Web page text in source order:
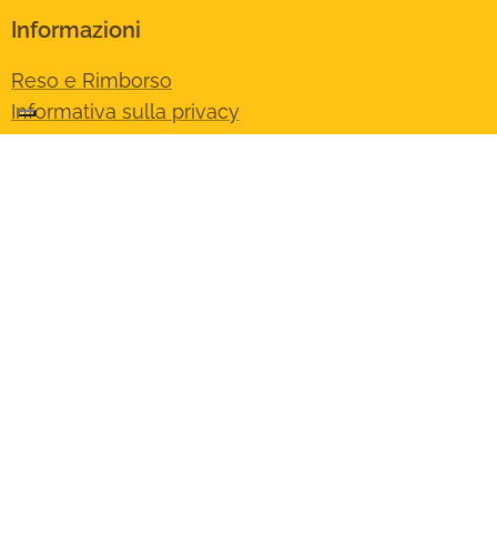
Informazioni
Reso e Rimborso
Informativa sulla privacy